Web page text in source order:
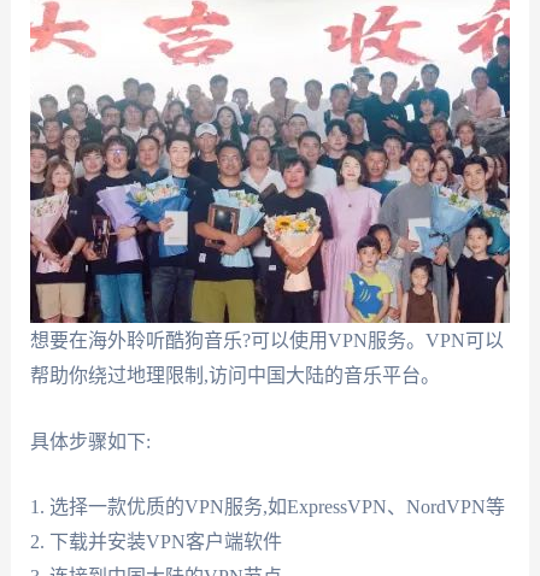
想要在海外聆听酷狗音乐?可以使用VPN服务。VPN可以
帮助你绕过地理限制,访问中国大陆的音乐平台。
具体步骤如下:
1. 选择一款优质的VPN服务,如ExpressVPN、NordVPN等
2. 下载并安装VPN客户端软件